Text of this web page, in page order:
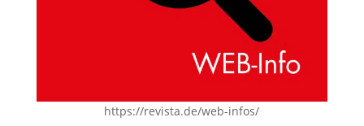
https://revista.de/web-infos/